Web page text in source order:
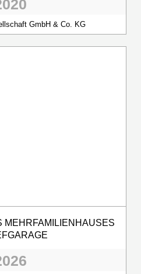
GmbH & Co. KG
MEHRFAMILIENHAUSES